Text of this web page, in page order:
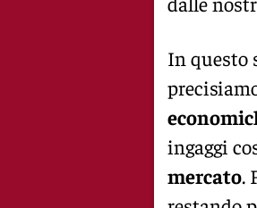
In questo
ingaggi
mercato.